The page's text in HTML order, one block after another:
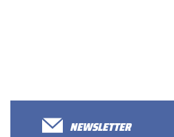
NEWSLETTER